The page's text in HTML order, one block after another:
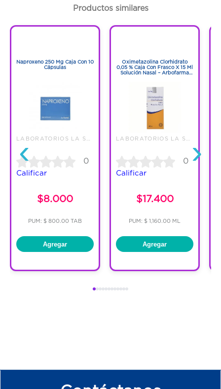
Productos similares
‹
Naproxeno 250 Mg Caja Con 10
Cápsulas
0
Calificar
$8.000
PUM: $ 800.00 TAB
Agregar
Oximetazolina Clorhidrato
0,05 % Caja Con Frasco X 15 Ml
Solución Nasal – Arbofarma
0
Calificar
$17.400
PUM: $ 1,160.00 ML
Agregar
›